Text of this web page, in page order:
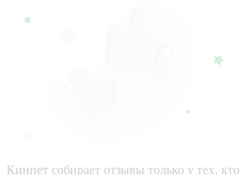
Кинпет собирает отзывы только у тех,